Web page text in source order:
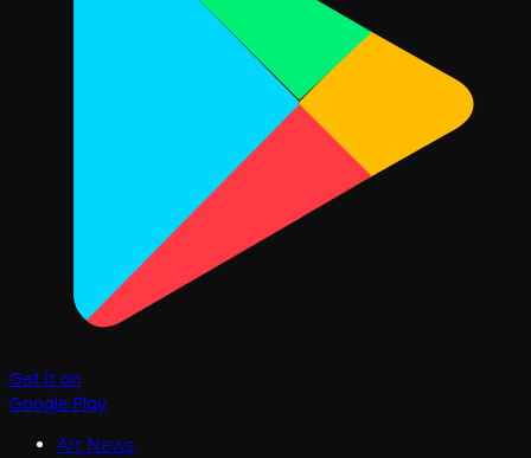
Get it on
Google Play
Art News